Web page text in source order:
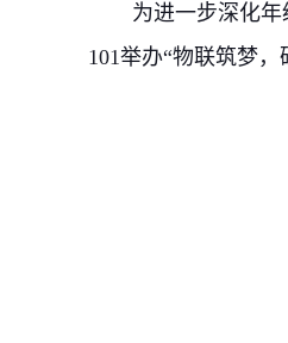
为进一步深化
101举办“物联筑梦，